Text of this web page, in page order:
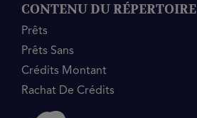
CONTENU DU RÉPERTOIRE
Prêts
Prêts Sans
Crédits Montant
Rachat De Crédits